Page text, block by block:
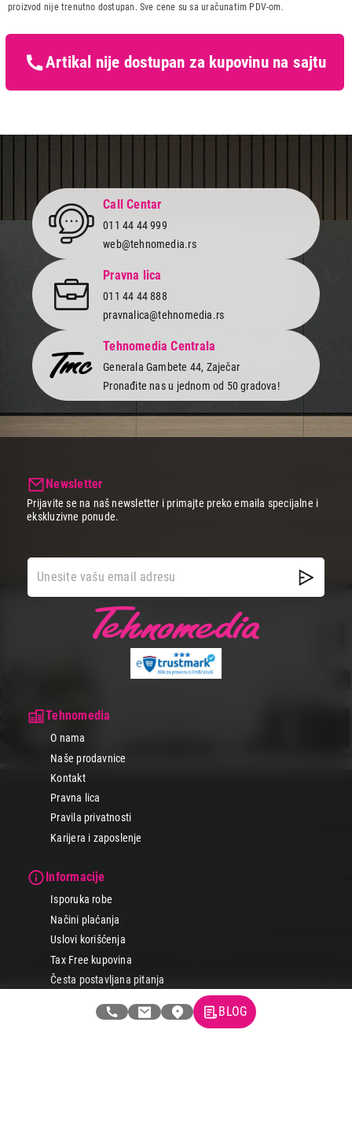
Zemlja porekla:
Kina
Prava potrošača:
Zagarantovana sva prava
zaštiti potrošača
proizvod nije trenutno dostupan. Sve cene su sa uračunatim PDV-om.
Artikal nije dostupan za kupovinu na sajtu
Završi kupovinu
Call Centar
011 44 44 999
web@tehnomedia.rs
Pravna lica
011 44 44 888
pravnalica@tehnomedia.rs
Tehnomedia Centrala
Generala Gambete 44, Zaječar
Pronađite nas u jednom od 50 gradova!
Tehnomedia
O nama
Naše prodavnice
Kontakt
Pravna lica
Pravila privatnosti
Karijera i zaposlenje
Informacije
Isporuka robe
Načini plaćanja
Uslovi korišćenja
Tax Free kupovina
Česta postavljana pitanja
Newsletter
Prijavite se na naš newsletter i primajte preko emaila specijalne i
ekskluzivne ponude.
BLOG